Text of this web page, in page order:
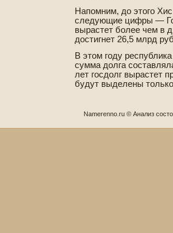
Напомним, до этого
следующие цифры —
вырастет более чем в
достигнет 26,5 млрд
В этом году
сумма долга
лет госдолг вырастет
будут выде­лены
Namerenno.ru © Анализ